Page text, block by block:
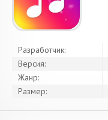
Разработчик:
Версия:
Жанр:
Размер: